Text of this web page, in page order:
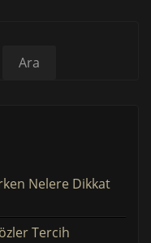
Ara
Nelere Dikkat
Tercih